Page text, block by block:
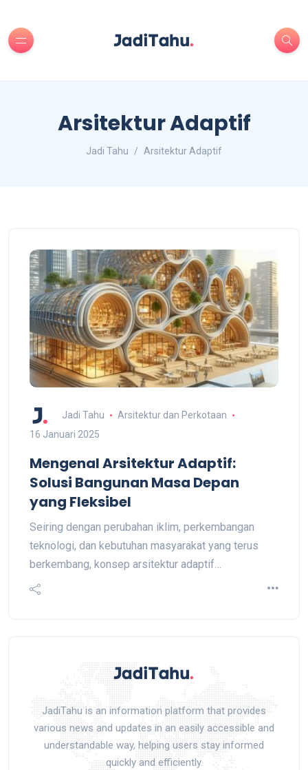
Arsitektur Adaptif
Jadi Tahu Arsitektur Adaptif
Jadi Tahu
Arsitektur dan Perkotaan
16 Januari 2025
Mengenal Arsitektur Adaptif:
Solusi Bangunan Masa Depan
yang Fleksibel
Seiring dengan perubahan iklim, perkembangan
teknologi, dan kebutuhan masyarakat yang terus
berkembang, konsep arsitektur adaptif…
JadiTahu is an information platform that provides
various news and updates in an easily accessible and
understandable way, helping users stay informed
quickly and efficiently.